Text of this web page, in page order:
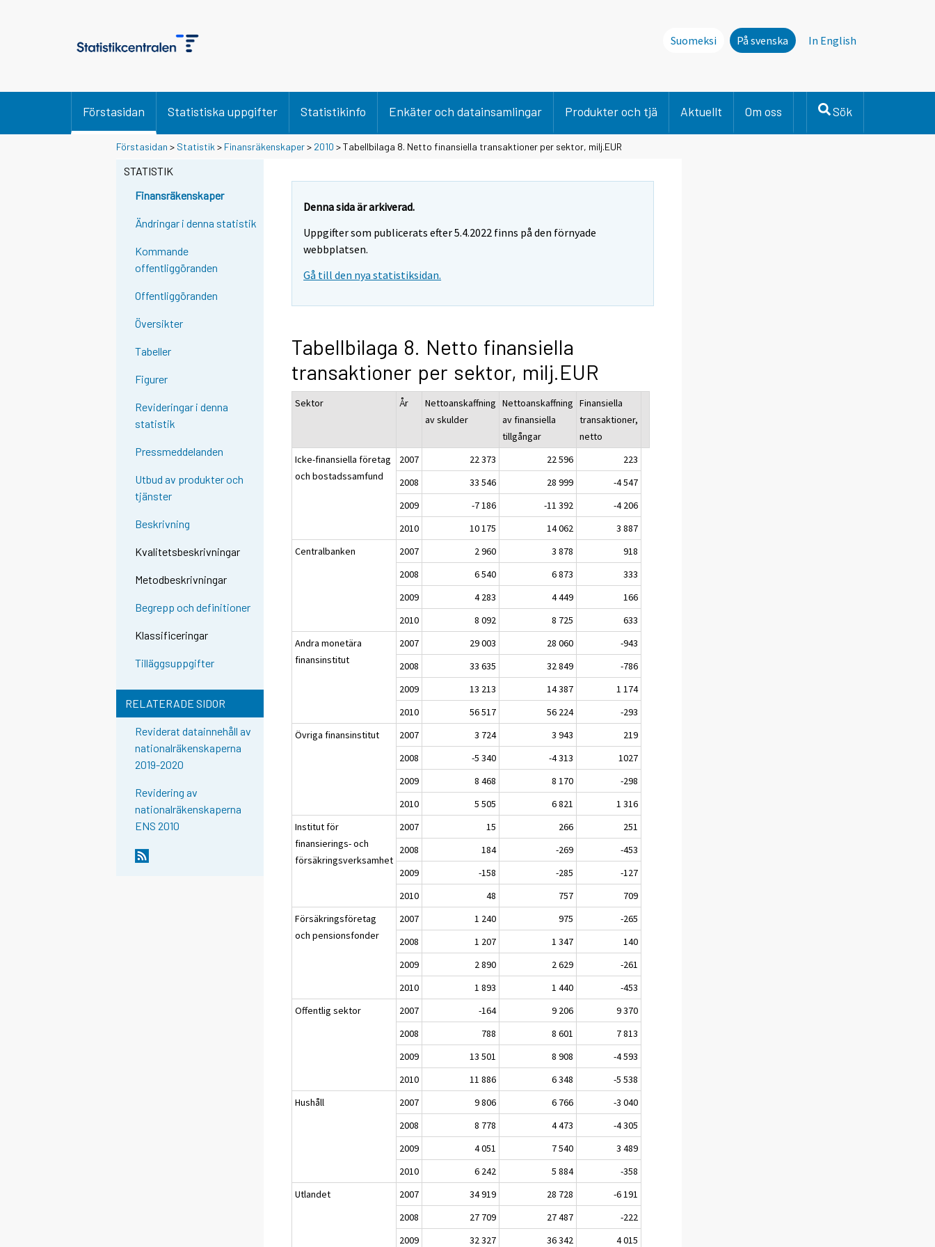
Suomeksi På svenska In English
Förstasidan Statistiska uppgifter Statistikinfo Enkäter och datainsamlingar Produkter och tjä Aktuellt Om oss Sök
Förstasidan > Statistik > Finansräkenskaper> 2010 > Tabellbilaga 8. Netto finansiella transaktioner per sektor, milj.EUR
STATISTIK
Finansräkenskaper
Ändringar i denna statistik
Kommande
offentliggöranden
Offentliggöranden
Översikter
Tabeller
Figurer
Revideringar i denna
statistik
Pressmeddelanden
Utbud av produkter och
tjänster
Beskrivning
Kvalitetsbeskrivningar
Metodbeskrivningar
Begrepp och definitioner
Klassificeringar
Tilläggsuppgifter
RELATERADE SIDOR
Reviderat datainnehåll av
nationalräkenskaperna
2019-2020
Revidering av
nationalräkenskaperna
ENS 2010
Denna sida är arkiverad.
Uppgifter som publicerats efter 5.4.2022 finns på den förnyade
webbplatsen.
Gå till den nya statistiksidan.
Tabellbilaga 8. Netto finansiella
transaktioner per sektor, milj.EUR
Sektor År
Nettoanskaffning
av skulder
Nettoanskaffning
av finansiella
tillgångar
Finansiella
transaktioner,
netto
Icke-finansiella företag
och bostadssamfund
2007 22 373 22 596
223
2008
33 546 28 999
-4 547
2009
-7 186 -11 392
-4 206
2010
10 175 14 062
3 887
Centralbanken
2007 2 960 3 878
918
2008
6 540 6 873
333
2009
4 283 4 449
166
2010
8 092 8 725
633
Andra monetära
finansinstitut
2007 29 003 28 060
-943
2008
33 635 32 849
-786
2009
13 213 14 387
1 174
2010
56 517 56 224
-293
Övriga finansinstitut
2007 3 724 3 943
219
2008
-5 340 -4 313
1027
2009
8 468 8 170
-298
2010
5 505 6 821
1 316
Institut för
finansierings- och
försäkringsverksamhet
2007 15 266
251
2008
184 -269
-453
2009
-158 -285
-127
2010
48 757
709
Försäkringsföretag
och pensionsfonder
2007 1 240 975
-265
2008
1 207 1 347
140
2009
2 890 2 629
-261
2010
1 893 1 440
-453
Offentlig sektor
2007 -164 9 206
9 370
2008
788 8 601
7 813
2009
13 501 8 908
-4 593
2010
11 886 6 348
-5 538
Hushåll
2007 9 806 6 766
-3 040
2008
8 778 4 473
-4 305
2009
4 051 7 540
3 489
2010
6 242 5 884
-358
Utlandet
2007 34 919 28 728
-6 191
2008
27 709 27 487
-222
2009
32 327 36 342 4 015